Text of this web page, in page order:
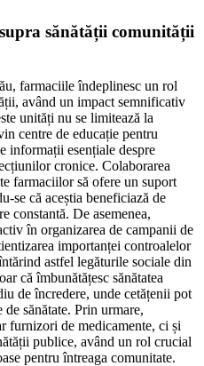
sănătății comunității
farmaciile îndeplinesc un rol
având un impact semnificativ
unități nu se limitează la
centre de educație pentru
informații esențiale despre
cronice. Colaborarea
farmaciilor să ofere un suport
se că aceștia beneficiază de
constantă. De asemenea,
în organizarea de campanii de
importanței controalelor
astfel legăturile sociale din
că îmbunătățesc sănătatea
de încredere, unde cetățenii pot
sănătate. Prin urmare,
furnizori de medicamente, ci și
publice, având un rol crucial
pentru întreaga comunitate.